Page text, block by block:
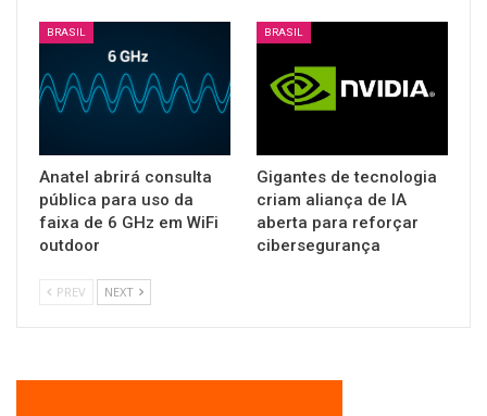
BRASIL
Anatel abrirá consulta
pública para uso da
faixa de 6 GHz em WiFi
outdoor
BRASIL
Gigantes de tecnologia
criam aliança de IA
aberta para reforçar
cibersegurança
PREV NEXT